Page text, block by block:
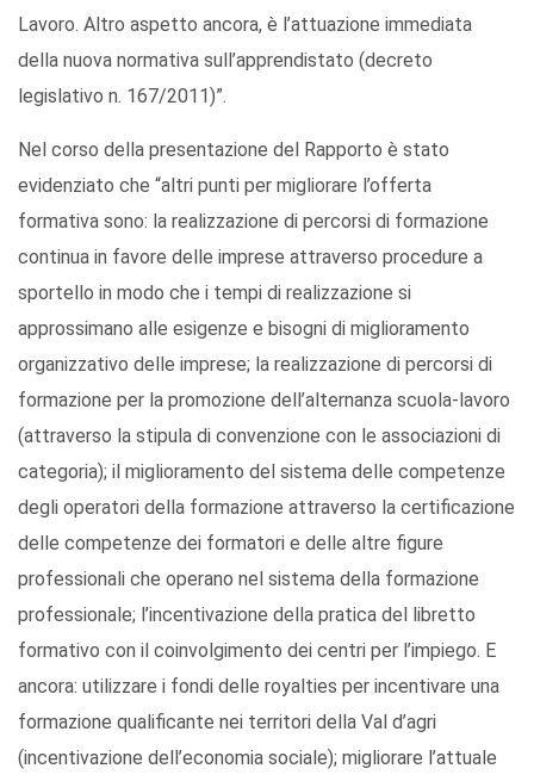
Lavoro. Altro aspetto ancora, è l’attuazione immediata
della nuova normativa sull’apprendistato (decreto
legislativo n. 167/2011)”.
Nel corso della presentazione del Rapporto è stato
evidenziato che “altri punti per migliorare l’offerta
formativa sono: la realizzazione di percorsi di formazione
continua in favore delle imprese attraverso procedure a
sportello in modo che i tempi di realizzazione si
approssimano alle esigenze e bisogni di miglioramento
organizzativo delle imprese; la realizzazione di percorsi di
formazione per la promozione dell’alternanza scuola-lavoro
(attraverso la stipula di convenzione con le associazioni di
categoria); il miglioramento del sistema delle competenze
degli operatori della formazione attraverso la certificazione
delle competenze dei formatori e delle altre figure
professionali che operano nel sistema della formazione
professionale; l’incentivazione della pratica del libretto
formativo con il coinvolgimento dei centri per l’impiego. E
ancora: utilizzare i fondi delle royalties per incentivare una
formazione qualificante nei territori della Val d’agri
(incentivazione dell’economia sociale); migliorare l’attuale